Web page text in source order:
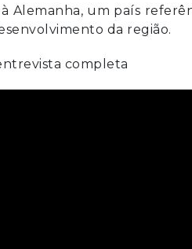
Alemanha, um país
da região.
completa